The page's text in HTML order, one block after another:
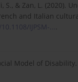
S., & Zan, L. (2020).
and Italian
IJPSM-... .
Model of